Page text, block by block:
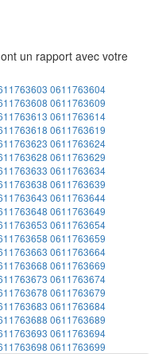
un rapport avec votre
0611763604
0611763609
0611763614
0611763619
0611763624
0611763629
0611763634
0611763639
0611763644
0611763649
0611763654
0611763659
0611763664
0611763669
0611763674
0611763679
0611763684
0611763689
0611763694
0611763699